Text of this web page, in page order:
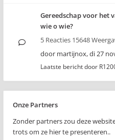
Gereedschap voor het
wie o wie?
5 Reacties 15648
door martijnox,di 27
Laatste bericht door
Onze Partners
Zonder partners zou deze
trots om ze hier te presenteren..